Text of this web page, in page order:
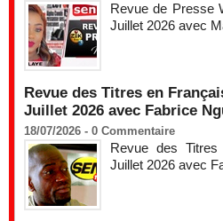
Revue de Presse
Juillet 2026 avec
Revue des Titres en
Juillet 2026 avec Fabrice
18/07/2026 - 0 Commentaire
Revue des
Juillet 2026 avec